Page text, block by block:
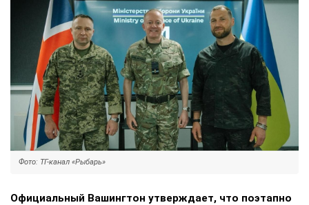
Фото: ТГ-канал «Рыбарь»
Официальный Вашингтон утверждает, что поэтапно